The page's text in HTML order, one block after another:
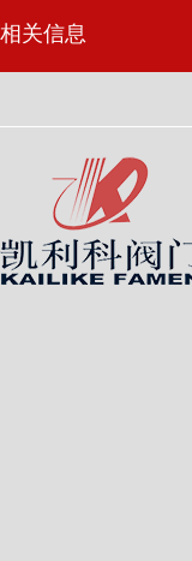
相关信息